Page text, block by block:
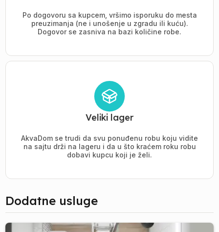
Po dogovoru sa kupcem, vršimo isporuku do mesta
preuzimanja (ne i unošenje u zgradu ili kuću).
Dogovor se zasniva na bazi količine robe.
Veliki lager
AkvaDom se trudi da svu ponuđenu robu koju vidite
na sajtu drži na lageru i da u što kraćem roku robu
dobavi kupcu koji je želi.
Dodatne usluge